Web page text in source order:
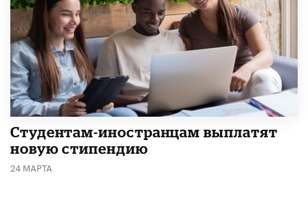
Студентам-иностранцам выплатят
новую стипендию
24 МАРТА